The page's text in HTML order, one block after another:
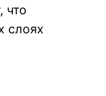
что
слоях